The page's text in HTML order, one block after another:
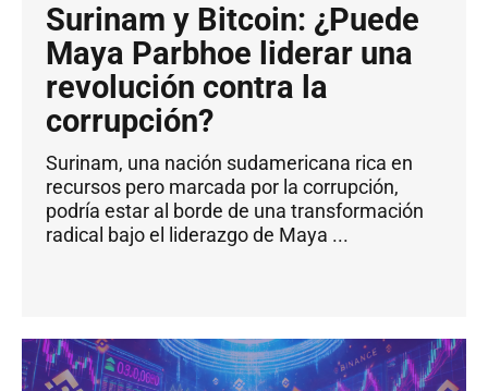
Surinam y Bitcoin: ¿Puede
Maya Parbhoe liderar una
revolución contra la
corrupción?
Surinam, una nación sudamericana rica en
recursos pero marcada por la corrupción,
podría estar al borde de una transformación
radical bajo el liderazgo de Maya ...